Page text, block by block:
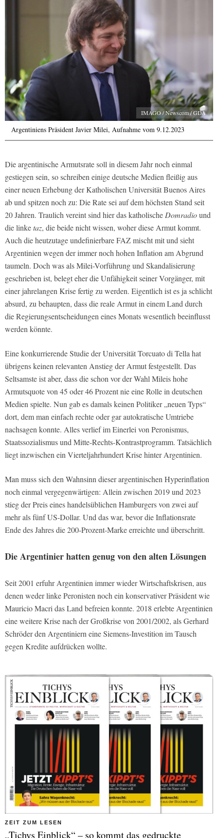
IMAGO / Newscom / GDA
Argentiniens Präsident Javier Milei, Aufnahme vom 9.12.2023
Die argentinische Armutsrate soll in diesem Jahr noch einmal
gestiegen sein, so schreiben einige deutsche Medien fleißig aus
einer neuen Erhebung der Katholischen Universität Buenos Aires
ab und spitzen noch zu: Die Rate sei auf dem höchsten Stand seit
20 Jahren. Traulich vereint sind hier das katholische Domradiound
die linketaz, die beide nicht wissen, woher diese Armut kommt.
Auch die heutzutage undefinierbare FAZ mischt mit und sieht
Argentinien wegen der immer noch hohen Inflation am Abgrund
taumeln. Doch was als Milei-Vorführung und Skandalisierung
geschrieben ist, belegt eher die Unfähigkeit seiner Vorgänger, mit
einer jahrelangen Krise fertig zu werden. Eigentlich ist es ja schlicht
absurd, zu behaupten, dass die reale Armut in einem Land durch
die Regierungsentscheidungen eines Monats wesentlich beeinflusst
werden könnte.
Eine konkurrierende Studie der Universität Torcuato di Tella hat
übrigens keinen relevanten Anstieg der Armut festgestellt. Das
Seltsamste ist aber, dass die schon vor der Wahl Mileis hohe
Armutsquote von 45 oder 46 Prozent nie eine Rolle in deutschen
Medien spielte. Nun gab es damals keinen Politiker „neuen Typs“
dort, dem man einfach rechte oder gar autokratische Umtriebe
nachsagen konnte. Alles verlief im Einerlei von Peronismus,
Staatssozialismus und Mitte-Rechts-Kontrastprogramm. Tatsächlich
liegt inzwischen ein Vierteljahrhundert Krise hinter Argentinien.
Man muss sich den Wahnsinn dieser argentinischen Hyperinflation
noch einmal vergegenwärtigen: Allein zwischen 2019 und 2023
stieg der Preis eines handelsüblichen Hamburgers von zwei auf
mehr als fünf US-Dollar. Und das war, bevor die Inflationsrate
Ende des Jahres die 200-Prozent-Marke erreichte und überschritt.
Die Argentinier hatten genug von den alten Lösungen
Seit 2001 erfuhr Argentinien immer wieder Wirtschaftskrisen, aus
denen weder linke Peronisten noch ein konservativer Präsident wie
Mauricio Macri das Land befreien konnte. 2018 erlebte Argentinien
eine weitere Krise nach der Großkrise von 2001/2002, als Gerhard
Schröder den Argentiniern eine Siemens-Investition im Tausch
gegen Kredite aufdrücken wollte.
ZEIT ZUM LESEN
„Tichys Einblick“ – so kommt das gedruckte